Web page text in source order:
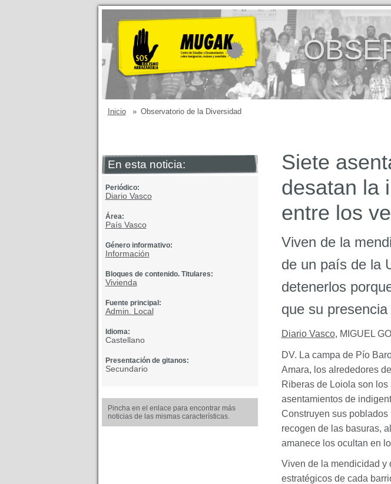
Inicio » Observatorio de la Diversidad
En esta noticia:
Periódico:
Diario Vasco
Área:
País Vasco
Género informativo:
Información
Bloques de contenido. Titulares:
Vivienda
Fuente principal:
Admin. Local
Idioma:
Castellano
Presentación de gitanos:
Secundario
Pincha en el enlace para encontrar más
noticias de las mismas características.
Siete
desatan la
entre los
Viven de la
de un país de la
detenerlos
que su
Diario Vasco, MIGUEL
DV. La campa de Pío
Amara, los alrededores
Riberas de Loiola son
asentamientos de
Construyen sus
recogen de las basuras,
amanece los ocultan en
Viven de la mendicidad y
estratégicos de cada